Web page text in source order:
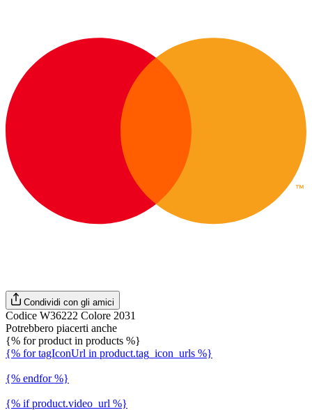
Condividi con gli amici
Codice W36222 Colore 2031
Potrebbero piacerti anche
{% for product in products %}
{% for tagIconUrl in product.tag_icon_urls %}
{% endfor %}
{% if product.video_url %}